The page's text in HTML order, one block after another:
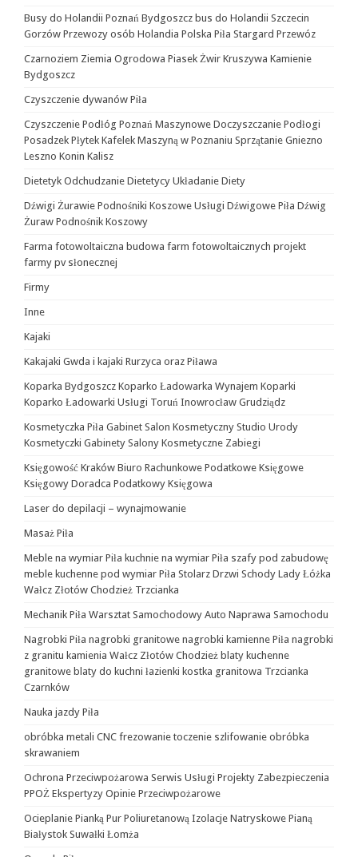
Busy do Holandii Poznań Bydgoszcz bus do Holandii Szczecin
Gorzów Przewozy osób Holandia Polska Piła Stargard Przewóz
Czarnoziem Ziemia Ogrodowa Piasek Żwir Kruszywa Kamienie
Bydgoszcz
Czyszczenie dywanów Piła
Czyszczenie Podłóg Poznań Maszynowe Doczyszczanie Podłogi
Posadzek Płytek Kafelek Maszyną w Poznaniu Sprzątanie Gniezno
Leszno Konin Kalisz
Dietetyk Odchudzanie Dietetycy Układanie Diety
Dźwigi Żurawie Podnośniki Koszowe Usługi Dźwigowe Piła Dźwig
Żuraw Podnośnik Koszowy
Farma fotowoltaiczna budowa farm fotowoltaicznych projekt
farmy pv słonecznej
Firmy
Inne
Kajaki
Kakajaki Gwda i kajaki Rurzyca oraz Piława
Koparka Bydgoszcz Koparko Ładowarka Wynajem Koparki
Koparko Ładowarki Usługi Toruń Inowrocław Grudziądz
Kosmetyczka Piła Gabinet Salon Kosmetyczny Studio Urody
Kosmetyczki Gabinety Salony Kosmetyczne Zabiegi
Księgowość Kraków Biuro Rachunkowe Podatkowe Księgowe
Księgowy Doradca Podatkowy Księgowa
Laser do depilacji – wynajmowanie
Masaż Piła
Meble na wymiar Piła kuchnie na wymiar Piła szafy pod zabudowę
meble kuchenne pod wymiar Piła Stolarz Drzwi Schody Lady Łóżka
Wałcz Złotów Chodzież Trzcianka
Mechanik Piła Warsztat Samochodowy Auto Naprawa Samochodu
Nagrobki Piła nagrobki granitowe nagrobki kamienne Piła nagrobki
z granitu kamienia Wałcz Złotów Chodzież blaty kuchenne
granitowe blaty do kuchni łazienki kostka granitowa Trzcianka
Czarnków
Nauka jazdy Piła
obróbka metali CNC frezowanie toczenie szlifowanie obróbka
skrawaniem
Ochrona Przeciwpożarowa Serwis Usługi Projekty Zabezpieczenia
PPOŻ Ekspertyzy Opinie Przeciwpożarowe
Ocieplanie Pianką Pur Poliuretanową Izolacje Natryskowe Pianą
Białystok Suwałki Łomża